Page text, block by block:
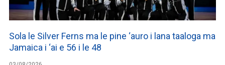
Sola le Silver Ferns ma le pine ‘auro i lana taaloga ma
Jamaica i ‘ai e 56 i le 48